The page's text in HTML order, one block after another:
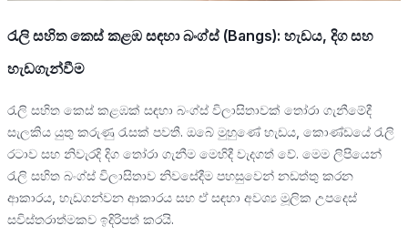
රැලි සහිත කෙස් කළඹ සඳහා බංග්ස් (Bangs): හැඩය, දිග සහ
හැඩගැන්වීම
රැලි සහිත කෙස් කළඹක් සඳහා බංග්ස් විලාසිතාවක් තෝරා ගැනීමේදී
සැලකිය යුතු කරුණු රැසක් පවතී. ඔබේ මුහුණේ හැඩය, කොණ්ඩයේ රැලි
රටාව සහ නිවැරදි දිග තෝරා ගැනීම මෙහිදී වැදගත් වේ. මෙම ලිපියෙන්
රැලි සහිත බංග්ස් විලාසිතාව නිවසේදීම පහසුවෙන් නඩත්තු කරන
ආකාරය, හැඩගන්වන ආකාරය සහ ඒ සඳහා අවශ්‍ය මූලික උපදෙස්
සවිස්තරාත්මකව ඉදිරිපත් කරයි.